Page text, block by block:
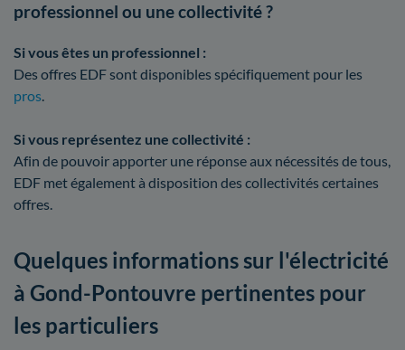
professionnel ou une collectivité ?
Si vous êtes un professionnel :
Des offres EDF sont disponibles spécifiquement pour les
pros.
Si vous représentez une collectivité :
Afin de pouvoir apporter une réponse aux nécessités de tous,
EDF met également à disposition des collectivités certaines
offres.
Quelques informations sur l'électricité
à Gond-Pontouvre pertinentes pour
les particuliers